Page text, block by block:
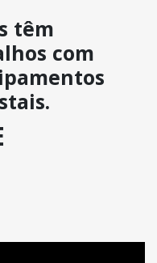
têm
com